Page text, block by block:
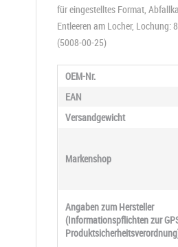
für eingestelltes Format,
Entleeren am Locher, Lochung:
(5008-00-25)
OEM-Nr.
EAN
Versandgewicht
Markenshop
Angaben zum Hersteller
(Informationspflichten zur